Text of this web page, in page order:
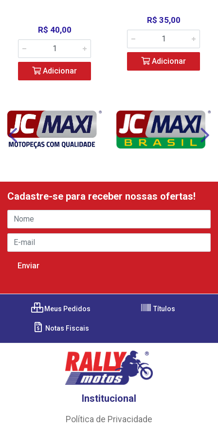
R$ 40,00
Adicionar
R$ 35,00
Adicionar
Cadastre-se para receber nossas ofertas!
Meus Pedidos Títulos
Notas Fiscais
Institucional
Política de Privacidade